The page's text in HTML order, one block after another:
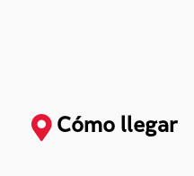
Cómo llegar